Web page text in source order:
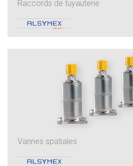
Raccords de tuyauterie
Vannes spatiales